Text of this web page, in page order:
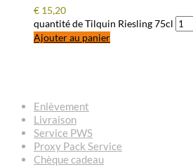
€ 15,20
quantité de Tilquin Riesling 75cl
Ajouter au panier
Enlèvement
Livraison
Service PWS
Proxy Pack Service
Chèque cadeau